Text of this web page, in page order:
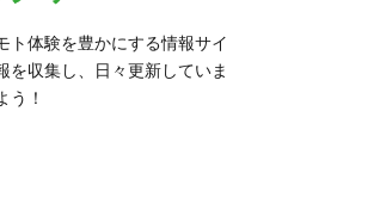
ト体験を豊かにする情報サイ
を収集し、日々更新していま
う！